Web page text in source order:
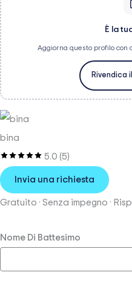
È la
Aggiorna questo profilo con
Rivendica
bina
5.0 (5)
Invia una richiesta
Gratuito · Senza impegno ·
Nome Di Battesimo